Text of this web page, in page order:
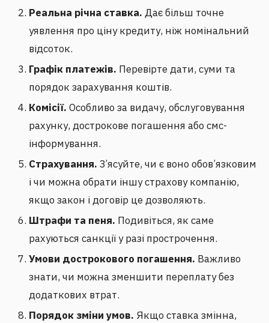
Реальна річна ставка. Дає більш точне
уявлення про ціну кредиту, ніж номінальний
відсоток.
Графік платежів. Перевірте дати, суми та
порядок зарахування коштів.
Комісії. Особливо за видачу, обслуговування
рахунку, дострокове погашення або смс-
інформування.
Страхування. З’ясуйте, чи є воно обов’язковим
і чи можна обрати іншу страхову компанію,
якщо закон і договір це дозволяють.
Штрафи та пеня. Подивіться, як саме
рахуються санкції у разі прострочення.
Умови дострокового погашення. Важливо
знати, чи можна зменшити переплату без
додаткових втрат.
Порядок зміни умов. Якщо ставка змінна,